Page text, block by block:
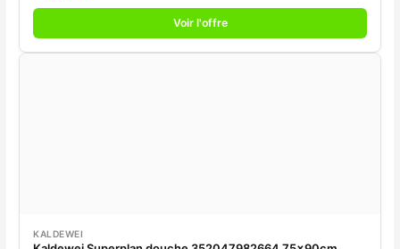
Voir l'offre
KALDEWEI